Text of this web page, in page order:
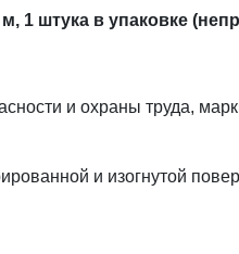
1 штука в упаковке
и охраны труда,
и изогнутой